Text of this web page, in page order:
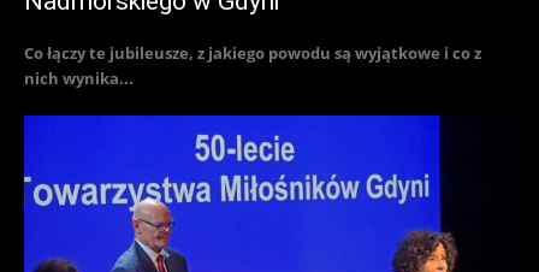
Co łączy te jubileusze, z jakiego powodu są wyjątkowe i co z
nich wynika...